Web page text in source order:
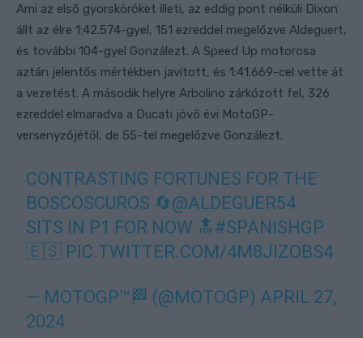
Ami az első gyorsköröket illeti, az eddig pont nélküli Dixon
állt az élre 1:42.574-gyel, 151 ezreddel megelőzve Aldeguert,
és további 104-gyel Gonzálezt. A Speed Up motorosa
aztán jelentős mértékben javított, és 1:41.669-cel vette át
a vezetést. A második helyre Arbolino zárkózott fel, 326
ezreddel elmaradva a Ducati jövő évi MotoGP-
versenyzőjétől, de 55-tel megelőzve Gonzálezt.
CONTRASTING FORTUNES FOR THE
BOSCOSCUROS 🔄@ALDEGUER54
SITS IN P1 FOR NOW 🔝#SPANISHGP
🇪🇸 PIC.TWITTER.COM/4M8JIZOBS4
— MOTOGP™🏁 (@MOTOGP) APRIL 27,
2024